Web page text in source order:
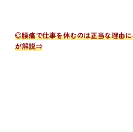
◎腰痛で仕事を休むのは正当な理由
が解説⇒